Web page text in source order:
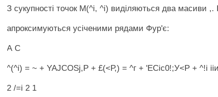
З сукупності точок М(^і, ^і) виділяються два масиви ,.
апроксимуються усіченими рядами Фур'є:
А С
^(^i) = ~ + YAJCOSj,P + £(<Р,) = ^г + 'ЕСіс0!;У<Р + ^!і
2 /=і 2 1